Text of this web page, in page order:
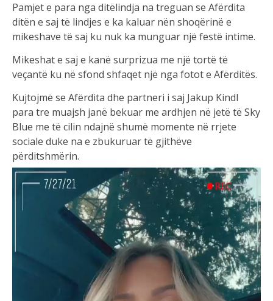
Pamjet e para nga ditëlindja na treguan se Afërdita
ditën e saj të lindjes e ka kaluar nën shoqërinë e
mikeshave të saj ku nuk ka munguar një festë intime.
Mikeshat e saj e kanë surprizua me një tortë të
veçantë ku në sfond shfaqet një nga fotot e Afërditës.
Kujtojmë se Afërdita dhe partneri i saj Jakup Kindl
para tre muajsh janë bekuar me ardhjen në jetë të Sky
Blue me të cilin ndajnë shumë momente në rrjete
sociale duke na e zbukuruar të gjithëve
përditshmërin.
Video